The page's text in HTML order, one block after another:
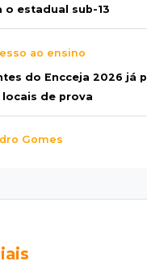
o estadual sub-13
ao ensino
do Encceja 2026 já
de prova
Gomes
em Goiânia antes